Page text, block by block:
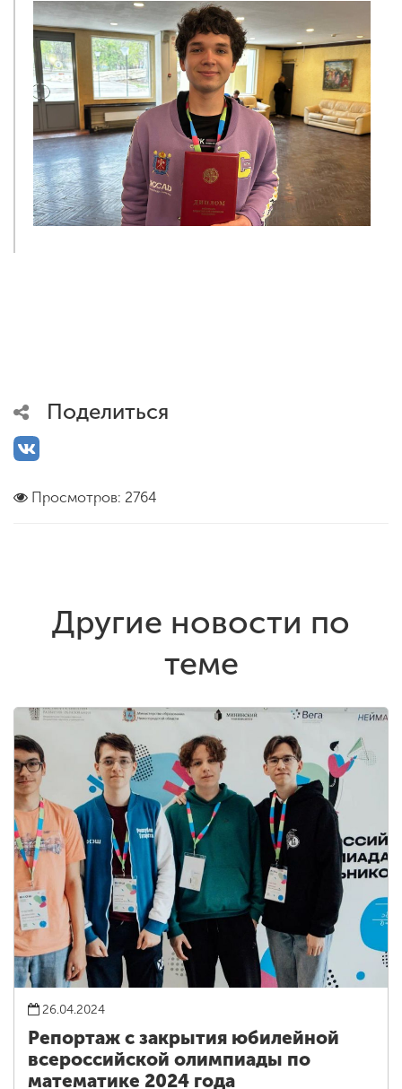
Поделиться
Просмотров: 2764
Другие новости по
теме
26.04.2024
Репортаж с закрытия юбилейной
всероссийской олимпиады по
математике 2024 года